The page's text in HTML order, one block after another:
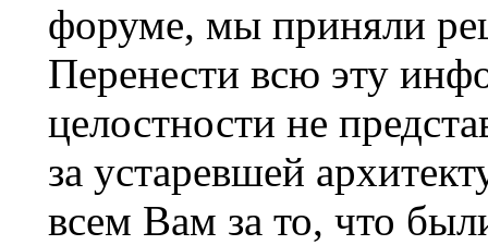
форуме, мы приняли
Перенести всю эту
целостности не
за устаревшей
всем Вам за то, что